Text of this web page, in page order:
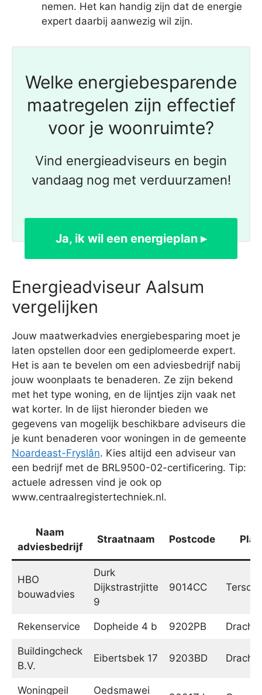
nemen. Het kan handig zijn dat de energie
expert daarbij aanwezig wil zijn.
Welke energiebesparende
maatregelen zijn effectief
voor je woonruimte?
Vind energieadviseurs en begin
vandaag nog met verduurzamen!
Ja, ik wil een energieplan ▸
Energieadviseur Aalsum
vergelijken
Jouw maatwerkadvies energiebesparing moet je
laten opstellen door een gediplomeerde expert.
Het is aan te bevelen om een adviesbedrijf nabij
jouw woonplaats te benaderen. Ze zijn bekend
met het type woning, en de lijntjes zijn vaak net
wat korter. In de lijst hieronder bieden we
gegevens van mogelijk beschikbare adviseurs die
je kunt benaderen voor woningen in de gemeente
Noardeast-Fryslân. Kies altijd een adviseur van
een bedrijf met de BRL9500-02-certificering. Tip:
actuele adressen vind je ook op
www.centraalregistertechniek.nl.
Naam
adviesbedrijf
Straatnaam Postcode
HBO
bouwadvies
Durk
Dijkstrastrjitte
9
9014CC Tersoal
Rekenservice Dopheide 4 b 9202PB
Buildingcheck
B.V.
Eibertsbek 17 9203BD
Woningpeil Oedsmawei